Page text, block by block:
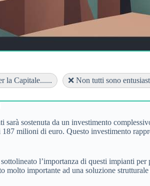
la Capitale......
❌ Non tutti sono
sarà sostenuta da un investimento
milioni di euro. Questo investimento
l’importanza di questi impianti
molto importante ad una soluzione